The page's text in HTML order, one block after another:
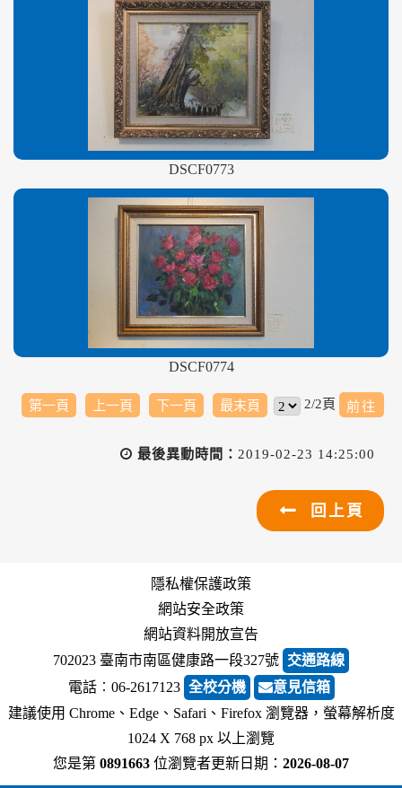
DSCF0773
DSCF0774
第一頁 上一頁 下一頁 最末頁 2/2頁
最後異動時間： 2019-02-23 14:25:00
回上頁
隱私權保護政策
網站安全政策
網站資料開放宣告
702023 臺南市南區健康路一段327號 交通路線
電話︰06-2617123 全校分機
意見信箱
建議使用 Chrome、Edge、Safari、Firefox 瀏覽器，螢幕解析度
1024 X 768 px 以上瀏覽
您是第 0891663 位瀏覽者更新日期： 2026-08-07